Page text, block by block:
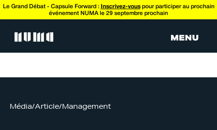
Le Grand Débat - Capsule Forward : Inscrivez-vouspour participer au prochain
événement NUMA le 29 septembre prochain
Média/Article/Management